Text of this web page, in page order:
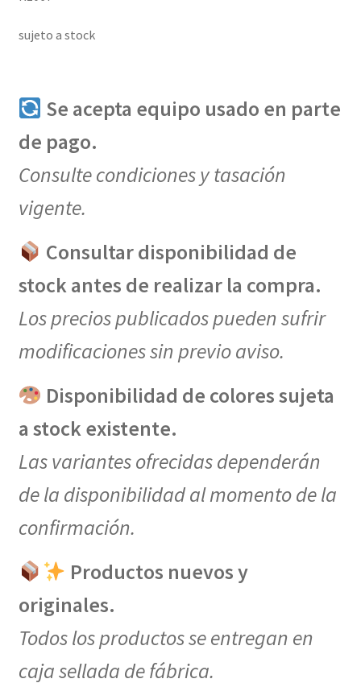
sujeto a stock
Se acepta equipo usado en parte
de pago.
Consulte condiciones y tasación
vigente.
Consultar disponibilidad de
stock antes de realizar la compra.
Los precios publicados pueden sufrir
modificaciones sin previo aviso.
Disponibilidad de colores sujeta
a stock existente.
Las variantes ofrecidas dependerán
de la disponibilidad al momento de la
confirmación.
Productos nuevos y
originales.
Todos los productos se entregan en
caja sellada de fábrica.